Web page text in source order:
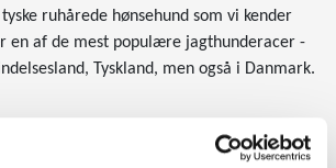
ruhårede hønsehund som vi kender
en af de mest populære jagthunderacer -
Tyskland, men også i Danmark.
er en stor hunderace som vejer mellem